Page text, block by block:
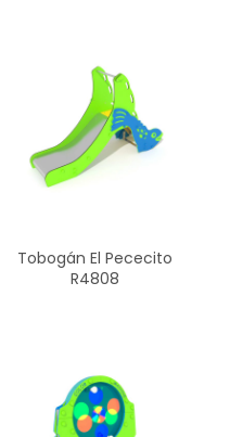
Tobogán El Pececito
R4808